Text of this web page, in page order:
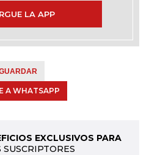
LA APP
A WHATSAPP
EXCLUSIVOS PARA
SUSCRIPTORES